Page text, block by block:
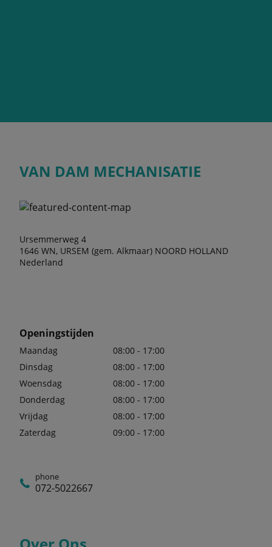
VAN DAM MECHANISATIE
Ursemmerweg 4
1646 WN, URSEM (gem. Alkmaar) NOORD HOLLAND
Nederland
Openingstijden
Maandag
08:00 - 17:00
Dinsdag
08:00 - 17:00
Woensdag
08:00 - 17:00
Donderdag
08:00 - 17:00
Vrijdag
08:00 - 17:00
Zaterdag
09:00 - 17:00
phone
072-5022667